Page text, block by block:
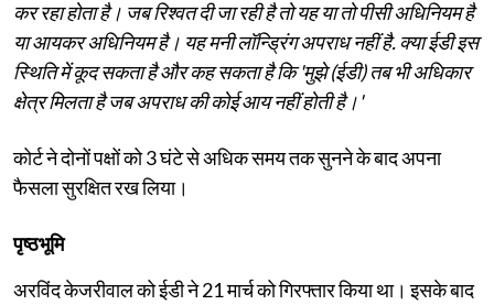
कर रहा होता है। जब रिश्वत दी जा रही है तो यह या तो पीसी अधिनियम है
या आयकर अधिनियम है। यह मनी लॉन्ड्रिंग अपराध नहीं है. क्या ईडी इस
स्थिति में कूद सकता है और कह सकता है कि 'मुझे (ईडी) तब भी अधिकार
क्षेत्र मिलता है जब अपराध की कोई आय नहीं होती है।'
कोर्ट ने दोनों पक्षों को 3 घंटे से अधिक समय तक सुनने के बाद अपना
फैसला सुरक्षित रख लिया।
पृष्ठभूमि
अरविंद केजरीवाल को ईडी ने 21 मार्च को गिरफ्तार किया था। इसके बाद